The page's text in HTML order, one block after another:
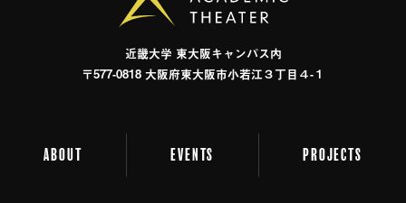
カの大戦略 アメリカの終わり 壊れゆくアメリ
うすれば復活できるのか 「歴史の終わり」を超え
と世界政治の行方 ソフト・パワー : 21世紀国際政治
南北戦争と民主主義
自由の帝国
征服された諸国
近畿⼤学 東⼤阪キャンパス内
〒577-0818 ⼤阪府東⼤阪市⼩若江３丁⽬４-１
ABOUT EVENTS PROJECTS